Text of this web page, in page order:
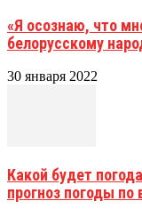
«Я осознаю, что
белорусскому
30 января 2022
Какой будет
прогноз погоды по